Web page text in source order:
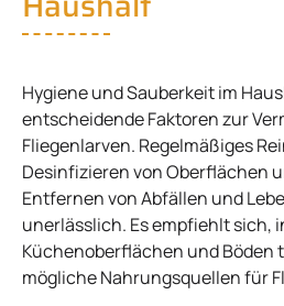
Hygiene und Sauberkeit im
entscheidende Faktoren zur
Fliegenlarven. Regelmäßiges
Desinfizieren von Oberflächen
Entfernen von Abfällen und
unerlässlich. Es empfiehlt sich,
Küchenoberflächen und Böden
mögliche Nahrungsquellen für